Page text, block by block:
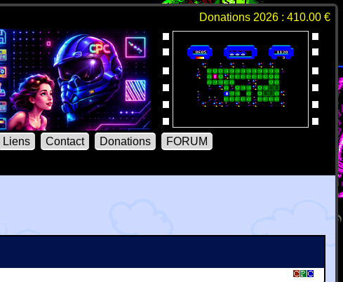
Donations 2026 : 410.00 €
Liens Contact Donations
FORUM